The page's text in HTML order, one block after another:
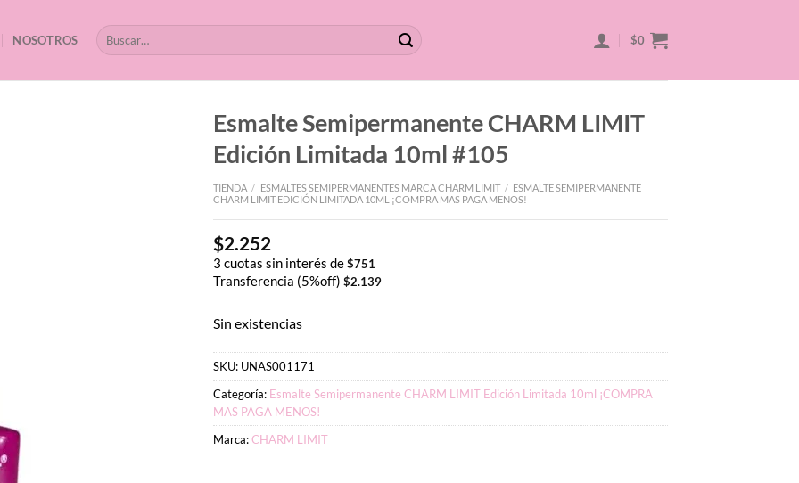
NOSOTROS
Buscar
por:
$0
Esmalte Semipermanente CHARM LIMIT
Edición Limitada 10ml #105
TIENDA / ESMALTES SEMIPERMANENTES MARCA CHARM LIMIT / ESMALTE SEMIPERMANENTE
CHARM LIMIT EDICIÓN LIMITADA 10ML ¡COMPRA MAS PAGA MENOS!
$2.252
3 cuotas sin interés de$751
Transferencia (5%off) $2.139
Sin existencias
SKU: UNAS001171
Categoría: Esmalte Semipermanente CHARM LIMIT Edición Limitada 10ml ¡COMPRA
MAS PAGA MENOS!
Marca:CHARM LIMIT